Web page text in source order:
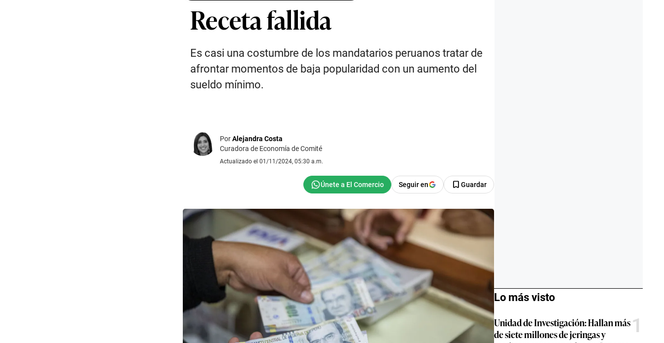
Receta fallida
Es casi una costumbre de los mandatarios peruanos tratar de
afrontar momentos de baja popularidad con un aumento del
sueldo mínimo.
PorAlejandra Costa
Curadora de Economía de Comité
Actualizado el 01/11/2024, 05:30 a.m.
Seguir en Guardar
Lo más visto
Unidad de Investigación: Hallan más
de siete millones de jeringas y
1